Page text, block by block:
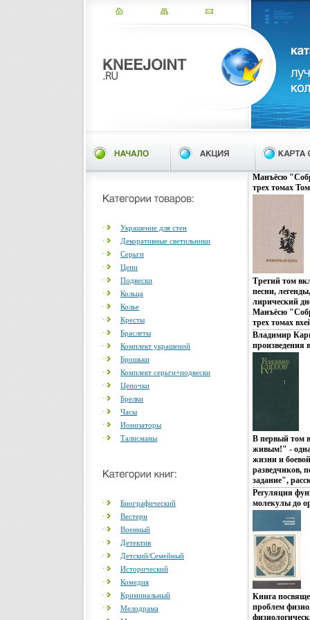
Украшение для стен
Декоративные светильники
Серьги
Цепи
Подвески
Кольца
Колье
Кресты
Браслеты
Комплект украшений
Брошьки
Комплект серьги+подвески
Цепочки
Брелки
Часы
Ионизаторы
Талисманы
Биографический
Вестерн
Военный
Детектив
Детский/Семейный
Исторический
Комедия
Криминальный
Мелодрама
Манъёсю
трех томах
Третий том
песни,
лирический
Манъёсю
трех томах
Владимир
произведения
Серия:
произведения
В первый том
живым!" -
жизни и
разведчиков,
задание",
"О войне
Владимир
Васильевич
1922 года в
незадолго до
военного
обвинению в
составе
действующую .
Регуляция
молекулы до
Книга
проблем